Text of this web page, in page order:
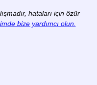
hataları için özür
bize yardımcı olun.